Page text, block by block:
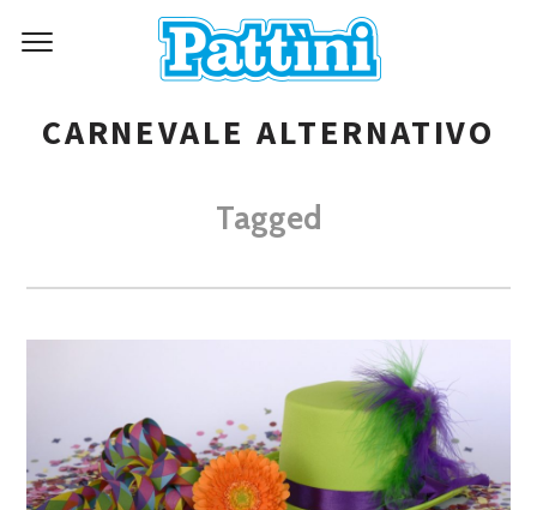
CARNEVALE ALTERNATIVO
Tagged